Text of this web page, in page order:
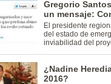
Gregorio
un mensaje:
El presidente
del estado de
inviabilidad del
¿Nadine
2016?